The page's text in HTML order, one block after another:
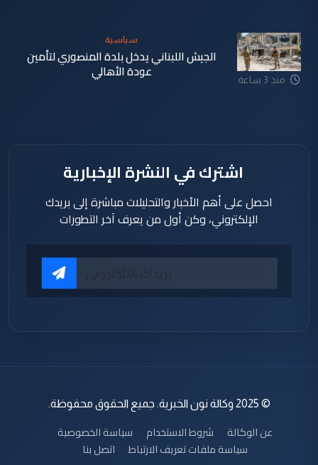
منذ 3 ساعة
سياسية
الجيش اللبناني يدخل بلدة المنصوري لتأمين
عودة الأهالي
اشترك في النشرة الإخبارية
احصل على أهم الأخبار والتحليلات مباشرة إلى بريدك
الإلكتروني، وكن أول من يعرف آخر التطورات
© 2025 وكالة نون الخبرية. جميع الحقوق محفوظة.
عن الوكالة شروط الاستخدام
سياسة الخصوصية
سياسة ملفات تعريف الارتباط
اتصل بنا